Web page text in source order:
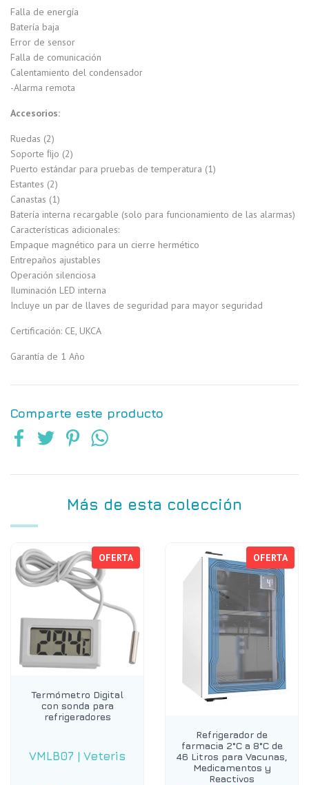
Falla de energía
Batería baja
Error de sensor
Falla de comunicación
Calentamiento del condensador
-Alarma remota
Accesorios:
Ruedas (2)
Soporte ﬁjo (2)
Puerto estándar para pruebas de temperatura (1)
Estantes (2)
Canastas (1)
Batería interna recargable (solo para funcionamiento de las alarmas)
Características adicionales:
Empaque magnético para un cierre hermético
Entrepaños ajustables
Operación silenciosa
Iluminación LED interna
Incluye un par de llaves de seguridad para mayor seguridad
Certificación: CE, UKCA
Garantía de 1 Año
Comparte este producto
Más de esta colección
OFERTA
Termómetro Digital
con sonda para
refrigeradores
VMLB07 | Veteris
OFERTA
Refrigerador de
farmacia 2°C a 8°C de
46 Litros para Vacunas,
Medicamentos y
Reactivos